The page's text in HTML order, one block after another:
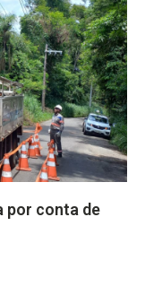
por conta de